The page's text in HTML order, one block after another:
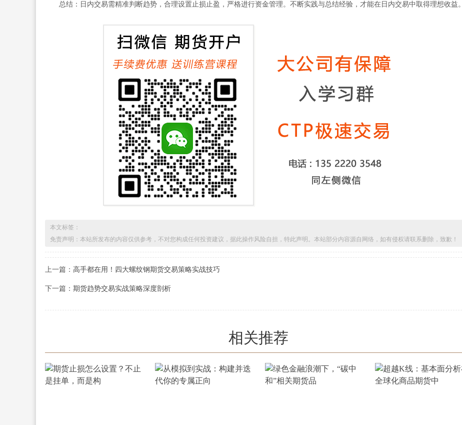
总结：日内交易需精准判断趋势，合理设置止损止盈，严格进行资金管理。不断实践与总结经验，才能在日内交易中取得理想收益。
本文标签：
免责声明：本站所发布的内容仅供参考，不对您构成任何投资建议，据此操作风险自担，特此声明。本站部分内容源自网络，如有侵权请联系删除，致歉！
上一篇： 高手都在用！四大螺纹钢期货交易策略实战技巧
下一篇： 期货趋势交易实战策略深度剖析
相关推荐